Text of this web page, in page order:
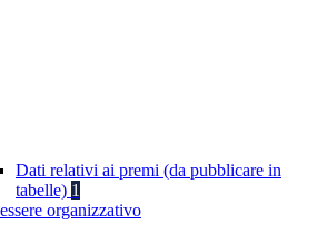
Dati relativi ai premi (da pubblicare in
tabelle) 1
organizzativo